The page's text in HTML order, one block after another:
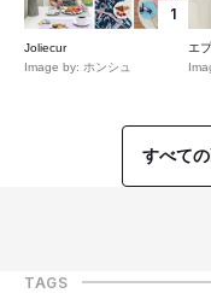
1
Joliecur
Image by: ホンシュ
エ
すべて
TAGS